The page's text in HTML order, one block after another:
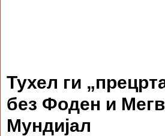
Тухел ги
без Фоден и
Мундијал